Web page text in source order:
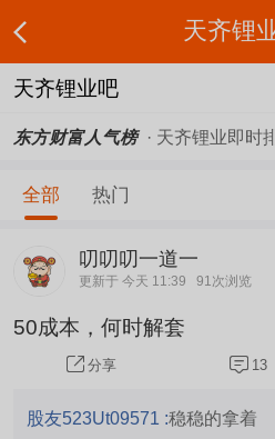
天齐锂
天齐锂业吧
东方财富人气榜· 天齐锂业即时
全部 热门
叨叨叨一道一
更新于 今天 11:39 91次浏览
50成本，何时解套
分享 13
股友523Ut09571 :稳稳的拿着